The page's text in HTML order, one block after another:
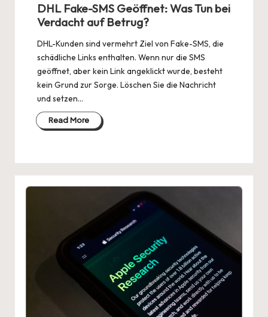
DHL Fake-SMS Geöffnet: Was Tun bei
Verdacht auf Betrug?
DHL-Kunden sind vermehrt Ziel von Fake-SMS, die
schädliche Links enthalten. Wenn nur die SMS
geöffnet, aber kein Link angeklickt wurde, besteht
kein Grund zur Sorge. Löschen Sie die Nachricht
und setzen…
Read More